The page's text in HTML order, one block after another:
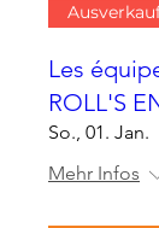
Les
ROLL'S
So., 01. Jan.
Mehr Infos